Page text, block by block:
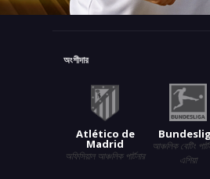
অংশীদার
Atlético de
Madrid
অফিসিয়াল আঞ্চলিক পার্টনার
আঞ্চলিক বেটিং
এশিয়া